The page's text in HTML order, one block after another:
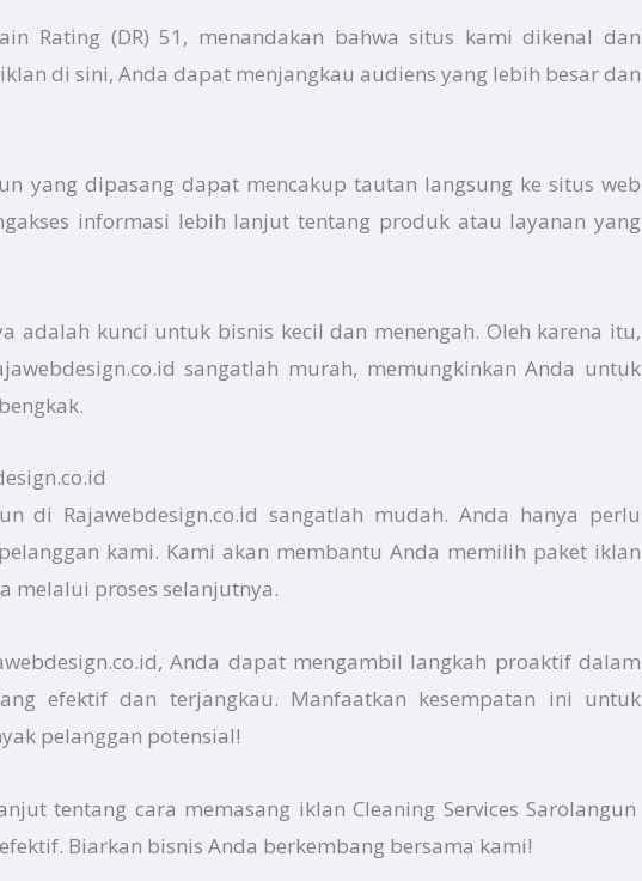
Rating (DR) 51, menandakan bahwa situs kami dikenal dan
di sini, Anda dapat menjangkau audiens yang lebih besar dan
yang dipasang dapat mencakup tautan langsung ke situs web
informasi lebih lanjut tentang produk atau layanan yang
adalah kunci untuk bisnis kecil dan menengah. Oleh karena itu,
sangatlah murah, memungkinkan Anda untuk
di Rajawebdesign.co.id sangatlah mudah. Anda hanya perlu
kami. Kami akan membantu Anda memilih paket iklan
melalui proses selanjutnya.
Anda dapat mengambil langkah proaktif dalam
efektif dan terjangkau. Manfaatkan kesempatan ini untuk
pelanggan potensial!
tentang cara memasang iklan Cleaning Services Sarolangun
Biarkan bisnis Anda berkembang bersama kami!